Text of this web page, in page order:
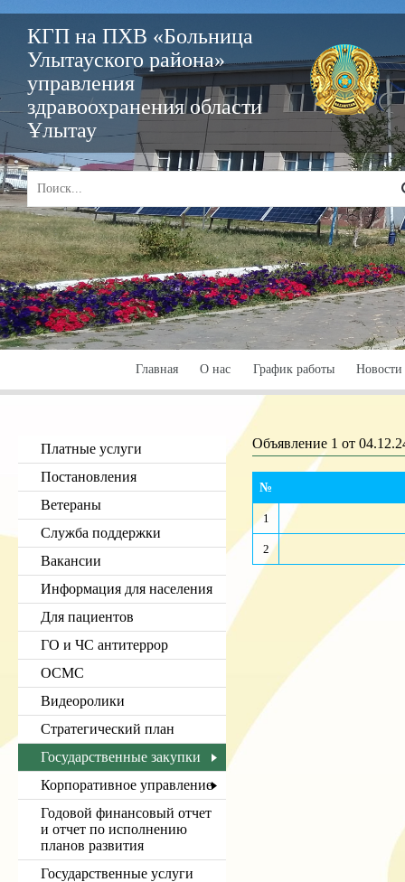
КГП на ПХВ «Больница
Улытауского района»
управления
здравоохранения области
Ұлытау
Главная О нас График работы Новости
Платные услуги
Постановления
Ветераны
Служба поддержки
Вакансии
Информация для населения
Для пациентов
ГО и ЧС антитеррор
ОСМС
Видеоролики
Стратегический план
Государственные закупки
Корпоративное управление
Годовой финансовый отчет
и отчет по исполнению
планов развития
Государственные услуги
Объявление 1 от
№
1
2